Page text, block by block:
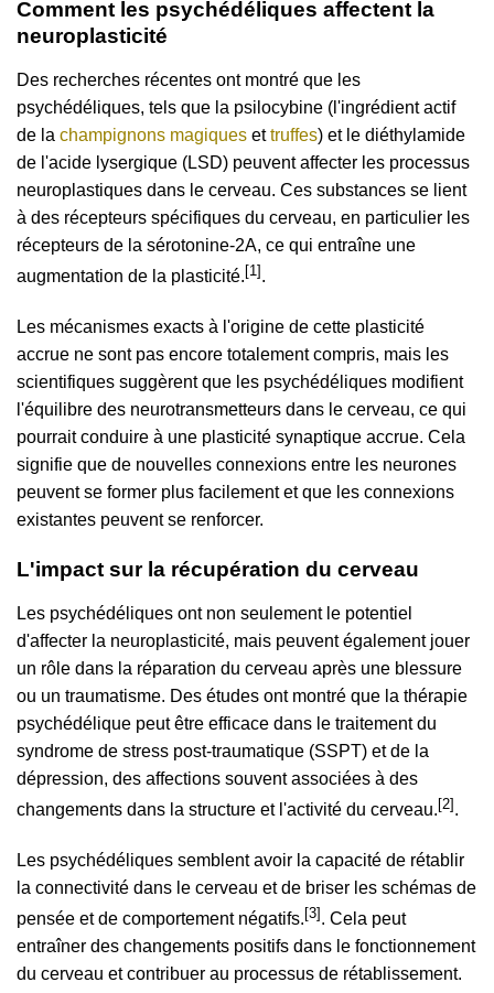
Comment les psychédéliques affectent la
neuroplasticité
Des recherches récentes ont montré que les
psychédéliques, tels que la psilocybine (l'ingrédient actif
de la champignons magiques ettruffes) et le diéthylamide
de l'acide lysergique (LSD) peuvent affecter les processus
neuroplastiques dans le cerveau. Ces substances se lient
à des récepteurs spécifiques du cerveau, en particulier les
récepteurs de la sérotonine-2A, ce qui entraîne une
augmentation de la plasticité.[1].
Les mécanismes exacts à l'origine de cette plasticité
accrue ne sont pas encore totalement compris, mais les
scientifiques suggèrent que les psychédéliques modifient
l'équilibre des neurotransmetteurs dans le cerveau, ce qui
pourrait conduire à une plasticité synaptique accrue. Cela
signifie que de nouvelles connexions entre les neurones
peuvent se former plus facilement et que les connexions
existantes peuvent se renforcer.
L'impact sur la récupération du cerveau
Les psychédéliques ont non seulement le potentiel
d'affecter la neuroplasticité, mais peuvent également jouer
un rôle dans la réparation du cerveau après une blessure
ou un traumatisme. Des études ont montré que la thérapie
psychédélique peut être efficace dans le traitement du
syndrome de stress post-traumatique (SSPT) et de la
dépression, des affections souvent associées à des
changements dans la structure et l'activité du cerveau.[2].
Les psychédéliques semblent avoir la capacité de rétablir
la connectivité dans le cerveau et de briser les schémas de
pensée et de comportement négatifs.[3]. Cela peut
entraîner des changements positifs dans le fonctionnement
du cerveau et contribuer au processus de rétablissement.